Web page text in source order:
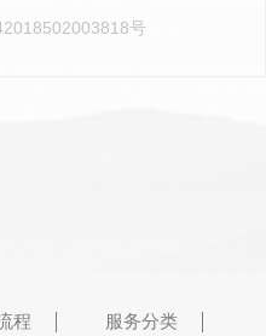
号
程 服务分类